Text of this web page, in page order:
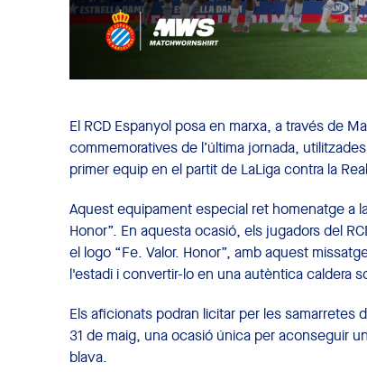
El RCD Espanyol posa en marxa, a través de
commemoratives de l’última jornada,
primer equip en el partit de LaLiga contra la
Aquest equipament especial ret homenatge a
Honor”. En aquesta ocasió, els jugadors del
el logo “Fe. Valor. Honor”, amb aquest
l'estadi i convertir-lo en una autèntica caldera
Els aficionats podran licitar per les samarretes
31 de maig, una ocasió única per aconseguir
blava.